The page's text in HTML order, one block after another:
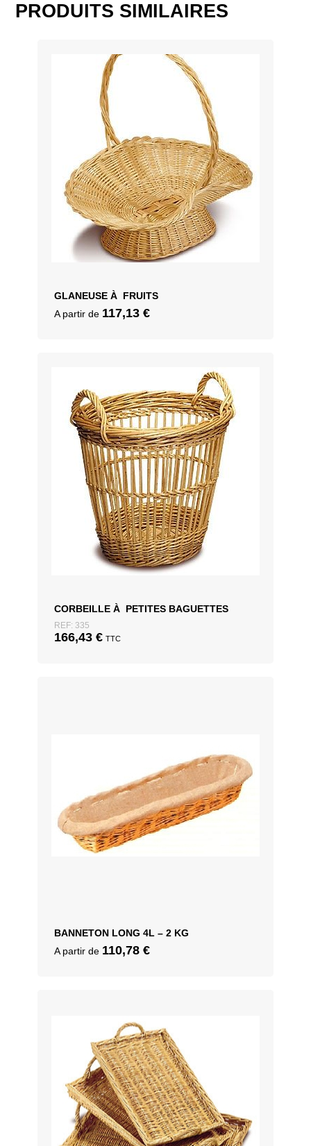
Dimensions : Diamètre28HT20/58
PRODUITS SIMILAIRES
GLANEUSE À FRUITS
A partir de 117,13 €
CORBEILLE À PETITES BAGUETTES
REF: 335
166,43 € TTC
BANNETON LONG 4L – 2 KG
A partir de 110,78 €